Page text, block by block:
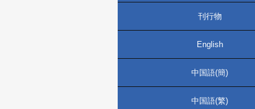
刊行物
English
中国語(簡)
中国語(繁)